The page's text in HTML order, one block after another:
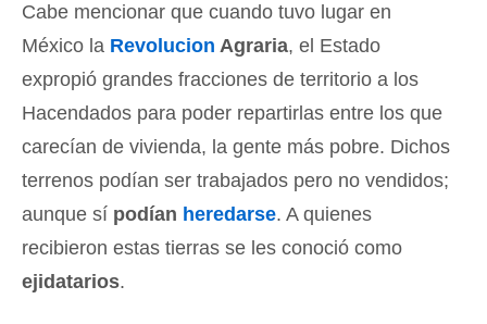
Cabe mencionar que cuando tuvo lugar en
México la Revolucion Agraria, el Estado
expropió grandes fracciones de territorio a los
Hacendados para poder repartirlas entre los que
carecían de vivienda, la gente más pobre. Dichos
terrenos podían ser trabajados pero no vendidos;
aunque sí podían heredarse. A quienes
recibieron estas tierras se les conoció como
ejidatarios.